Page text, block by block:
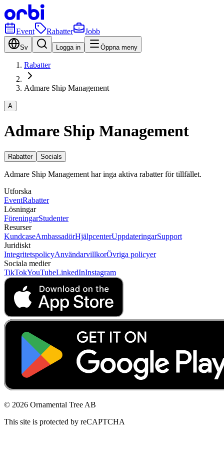
Event Rabatter Jobb
Sv Logga in Öppna meny
Rabatter
Admare Ship Management
A
Admare Ship Management
Rabatter Socials
Admare Ship Management har inga aktiva rabatter för tillfället.
Utforska
EventRabatter
Lösningar
FöreningarStudenter
Resurser
KundcaseAmbassadörHjälpcenterUppdateringarSupport
Juridiskt
IntegritetspolicyAnvändarvillkorÖvriga policyer
Sociala medier
TikTokYouTubeLinkedInInstagram
© 2026 Ornamental Tree AB
This site is protected by reCAPTCHA